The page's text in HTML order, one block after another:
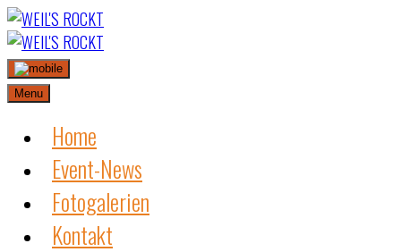
Skip
to
content
Menu
Home
Event-News
Fotogalerien
Kontakt